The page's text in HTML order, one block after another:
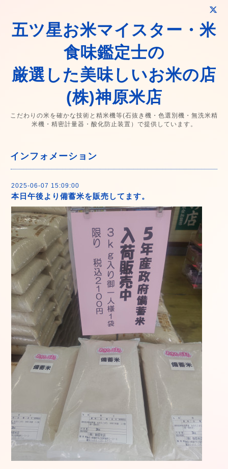
五ツ星お米マイスター・米
食味鑑定士の
厳選した美味しいお米の店
(株)神原米店
こだわりの米を確かな技術と精米機等(石抜き機・色選別機・無洗米精
米機・精密計量器・酸化防止装置）で提供しています。
インフォメーション
2025-06-07 15:09:00
本日午後より備蓄米を販売してます。